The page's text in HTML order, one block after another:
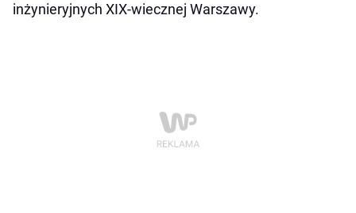
inżynieryjnych XIX-wiecznej Warszawy.